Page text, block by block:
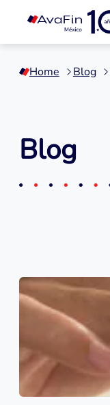
contenido
Home Blog
Blog